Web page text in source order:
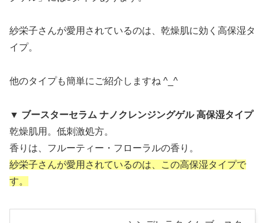
紗栄子さんが愛用されているのは、乾燥肌に効く高保湿タ
イプ。
他のタイプも簡単にご紹介しますね ^_^
▼ ブースターセラム ナノクレンジングゲル 高保湿タイプ
乾燥肌用。低刺激処方。
香りは、フルーティー・フローラルの香り。
紗栄子さんが愛用されているのは、この高保湿タイプで
す。